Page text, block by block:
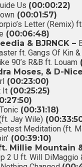
Us (00:00:22)
(00:01:57)
Letter (Remix)
(00:06:48)
& BJRNCK –
ft. Gangs Of Kin
90’s R&B ft. Louam
Moses, & D-
(00:23:00)
It (00:25:25)
(00:31:18)
Jay Wile)
Meditation (ft.
(00:39:10)
Millie Mountain
2 U ft. Will DiMaggio